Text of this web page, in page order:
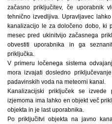
začasno priključitev, če uporabnik
tehnično izvedljiva. Upravljavec
kanalizacijo le za določeno dobo, ki
mesec pred ukinitvijo začasnega
obvestiti uporabnika in ga
priključka.
V primeru ločenega sistema
mora izvajati dosledno
padavinskih voda na meteorni kanal.
Kanalizacijski priključek se izvede
izjemoma ima lahko en objekt več
objekta in je last uporabnika.
Po priključitvi objekta na javno